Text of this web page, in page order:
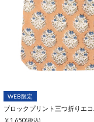
WEB限定
￥1,650(税込)